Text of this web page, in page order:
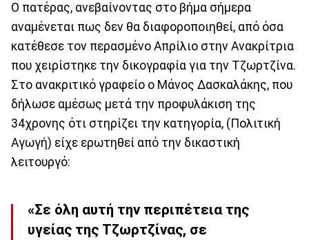
Ο πατέρας, ανεβαίνοντας στο βήμα σήμερα
αναμένεται πως δεν θα διαφοροποιηθεί, από όσα
κατέθεσε τον περασμένο Απρίλιο στην Ανακρίτρια
που χειρίστηκε την δικογραφία για την Τζωρτζίνα.
Στο ανακριτικό γραφείο ο Μάνος Δασκαλάκης, που
δήλωσε αμέσως μετά την προφυλάκιση της
34χρονης ότι στηρίζει την κατηγορία, (Πολιτική
Αγωγή) είχε ερωτηθεί από την δικαστική
λειτουργό:
«Σε όλη αυτή την περιπέτεια της
υγείας της Τζωρτζίνας, σε